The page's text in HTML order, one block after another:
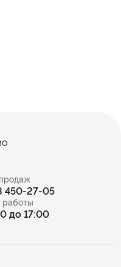
450-27-05
до 17:00